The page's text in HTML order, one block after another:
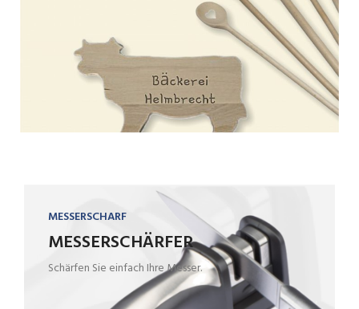
MESSERSCHARF
MESSERSCHÄRFER
Schärfen Sie einfach Ihre Messer.